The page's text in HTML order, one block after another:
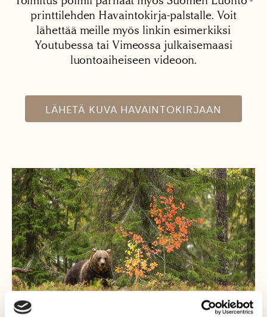
printtilehden Havaintokirja-palstalle. Voit
lähettää meille myös linkin esimerkiksi
Youtubessa tai Vimeossa julkaisemaasi
luontoaiheiseen videoon.
LÄHETÄ KUVA HAVAINTOKIRJAAN